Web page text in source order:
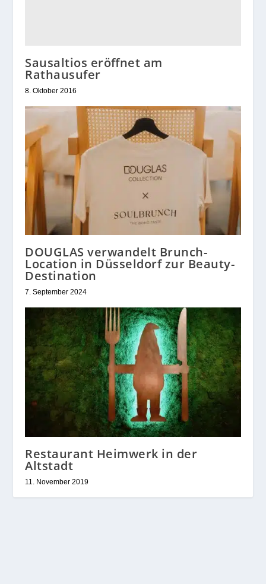
Sausaltios eröffnet am
Rathausufer
8. Oktober 2016
DOUGLAS verwandelt Brunch-
Location in Düsseldorf zur Beauty-
Destination
7. September 2024
Restaurant Heimwerk in der
Altstadt
11. November 2019